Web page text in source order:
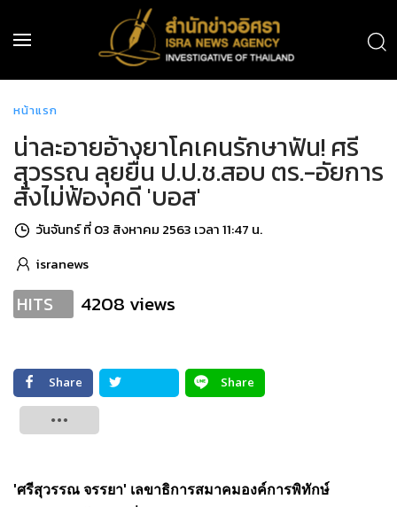
หน้าแรก
น่าละอายอ้างยาโคเคนรักษาฟัน! ศรี
สุวรรณ ลุยยื่น ป.ป.ช.สอบ ตร.-อัยการ
สั่งไม่ฟ้องคดี 'บอส'
วันจันทร์ ที่ 03 สิงหาคม 2563 เวลา 11:47 น.
isranews
HITS 4208 views
Share
Share
'ศรีสุวรรณ จรรยา' เลขาธิการสมาคมองค์การพิทักษ์